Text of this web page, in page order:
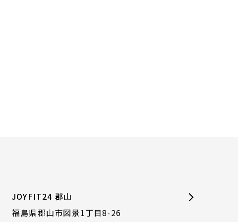
JOYFIT24 郡山
福島県郡山市図景1丁目8-26